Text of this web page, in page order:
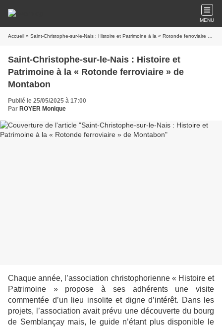
MENU
Accueil » Saint-Christophe-sur-le-Nais : Histoire et Patrimoine à la « Rotonde ferroviaire » de Montabon
Saint-Christophe-sur-le-Nais : Histoire et
Patrimoine à la « Rotonde ferroviaire » de
Montabon
Publié le 25/05/2025 à 17:00
Par ROYER Monique
Chaque année, l’association christophorienne « Histoire et
Patrimoine » propose à ses adhérents une visite
commentée d’un lieu insolite et digne d’intérêt. Dans les
projets, l’association avait prévu une découverte du bourg
de Semblançay mais, le guide n’étant plus disponible le